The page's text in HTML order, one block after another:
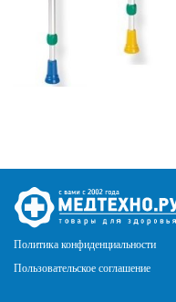
Политика конфиденциальности
Пользовательское соглашение